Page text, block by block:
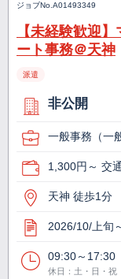
ジョブNo.A01493349
【未経験歓迎
ート事務＠天神
派遣
非公開
一般事務（一
1,300円～ 交
天神 徒歩1分
2026/10/上旬
09:30～17:30
休日：土・日・祝